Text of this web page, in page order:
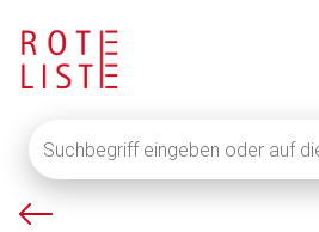
eingeben
oder
aufP